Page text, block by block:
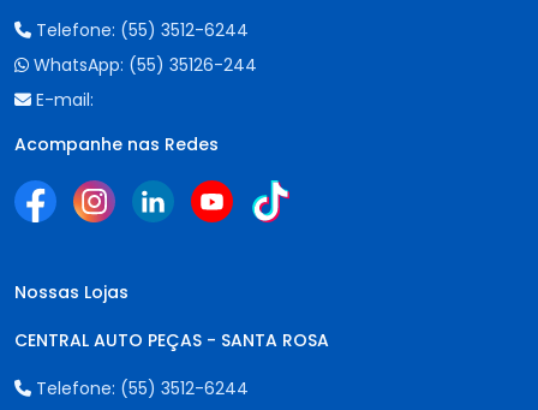
Telefone: (55) 3512-6244
WhatsApp: (55) 35126-244
E-mail:
Acompanhe nas Redes
Nossas Lojas
CENTRAL AUTO PEÇAS - SANTA ROSA
Telefone: (55) 3512-6244